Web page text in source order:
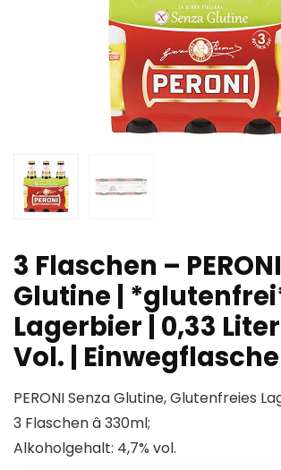
3 Flaschen –
Glutine | *glutenfrei*
Lagerbier | 0,33
Vol. | Einwegflasche
PERONI Senza Glutine, Glutenfreies
3 Flaschen â 330ml;
Alkoholgehalt: 4,7% vol.